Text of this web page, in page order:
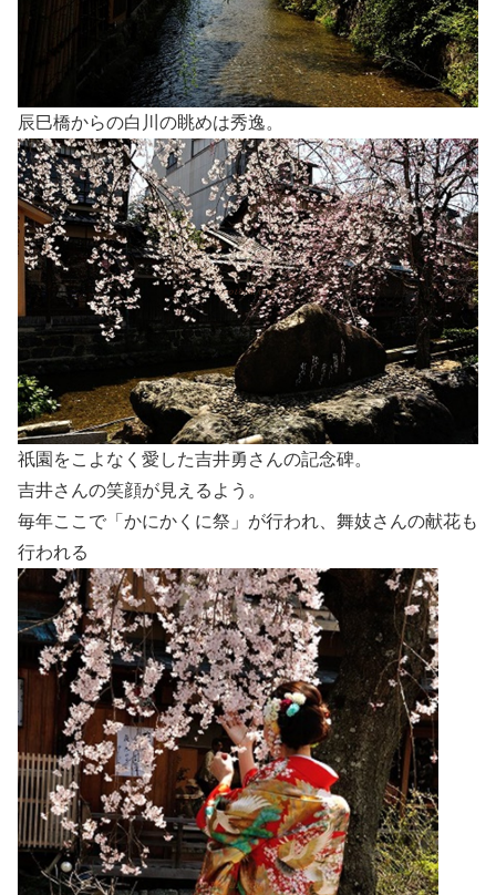
辰巳橋からの白川の眺めは秀逸。
祇園をこよなく愛した吉井勇さんの記念碑。
吉井さんの笑顔が見えるよう。
毎年ここで「かにかくに祭」が行われ、舞妓さんの献花も
行われる